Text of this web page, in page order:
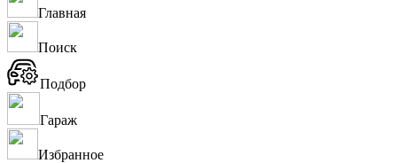
Главная
Поиск
Подбор
Гараж
Избранное